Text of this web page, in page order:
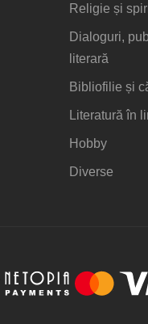
Religie și
Dialoguri,
literară
Bibliofilie și
Literatură în
Hobby
Diverse